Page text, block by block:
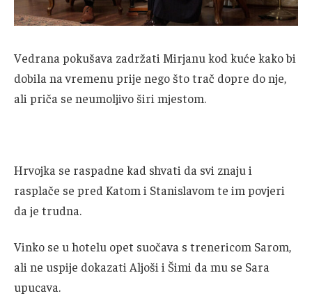
Vedrana pokušava zadržati Mirjanu kod kuće kako bi
dobila na vremenu prije nego što trač dopre do nje,
ali priča se neumoljivo širi mjestom.
Hrvojka se raspadne kad shvati da svi znaju i
rasplače se pred Katom i Stanislavom te im povjeri
da je trudna.
Vinko se u hotelu opet suočava s trenericom Sarom,
ali ne uspije dokazati Aljoši i Šimi da mu se Sara
upucava.